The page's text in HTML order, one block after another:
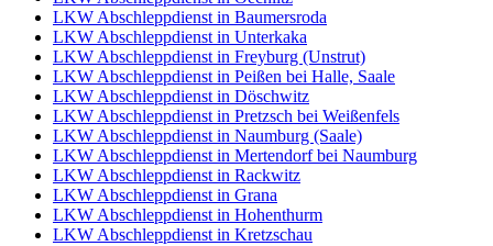
LKW Abschleppdienst in Baumersroda
LKW Abschleppdienst in Unterkaka
LKW Abschleppdienst in Freyburg (Unstrut)
LKW Abschleppdienst in Peißen bei Halle, Saale
LKW Abschleppdienst in Döschwitz
LKW Abschleppdienst in Pretzsch bei Weißenfels
LKW Abschleppdienst in Naumburg (Saale)
LKW Abschleppdienst in Mertendorf bei Naumburg
LKW Abschleppdienst in Rackwitz
LKW Abschleppdienst in Grana
LKW Abschleppdienst in Hohenthurm
LKW Abschleppdienst in Kretzschau